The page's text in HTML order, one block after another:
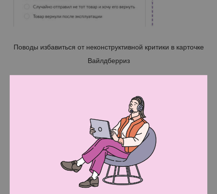
Поводы избавиться от неконструктивной критики в карточке
Вайлдберриз
2. Покажите товар в лучшем виде.
Объедините три инструмента: качественные
фото, инфографику и продающие описания.
Контент должен отвечать на все важные для
покупателя вопросы, а в идеале — и вызывать
эмоции. Удачное сочетание — фото товара
общим планом, крупным (где видны детали),